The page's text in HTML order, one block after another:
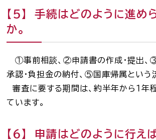
【５】 手続はどのように進め
か。
①事前相談、②申請書の作成・提出、
承認・負担金の納付、⑤国庫帰属という
審査に要する期間は、約半年から１年
ています。
【６】 申請はどのように行え